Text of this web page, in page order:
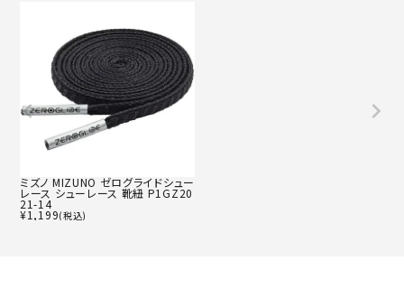
ミズノ MIZUNO ゼログライドシュー
レース シューレース 靴紐 P1GZ20
21-14
¥1,199(税込)